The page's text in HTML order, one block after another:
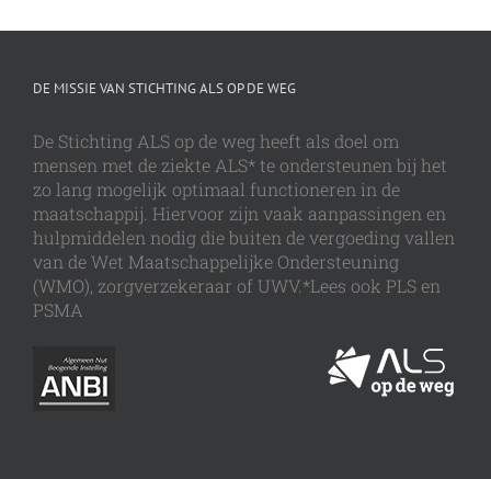
DE MISSIE VAN STICHTING ALS OP DE WEG
De Stichting ALS op de weg heeft als doel om
mensen met de ziekte ALS* te ondersteunen bij het
zo lang mogelijk optimaal functioneren in de
maatschappij. Hiervoor zijn vaak aanpassingen en
hulpmiddelen nodig die buiten de vergoeding vallen
van de Wet Maatschappelijke Ondersteuning
(WMO), zorgverzekeraar of UWV.*Lees ook PLS en
PSMA